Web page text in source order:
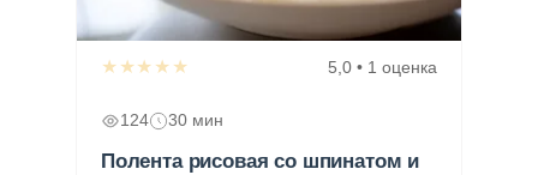
★★★★★ 5,0 • 1 оценка
124 30 мин
Полента рисовая со шпинатом и